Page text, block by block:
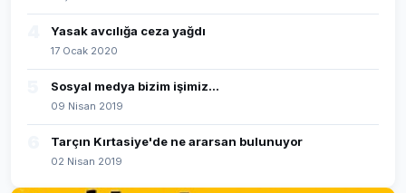
Yasak avcılığa ceza yağdı
17 Ocak 2020
Sosyal medya bizim işimiz...
09 Nisan 2019
Tarçın Kırtasiye'de ne ararsan bulunuyor
02 Nisan 2019